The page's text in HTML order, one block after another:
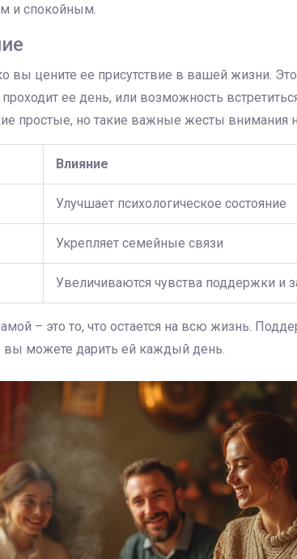
и спокойным.
вы цените ее присутствие в вашей жизни.
ее день, или возможность
простые, но такие важные жесты внимания
Влияние
Улучшает психологическое состояние
Укрепляет семейные связи
Увеличиваются чувства поддержки и
– это то, что остается на всю жизнь.
вы можете дарить ей каждый день.